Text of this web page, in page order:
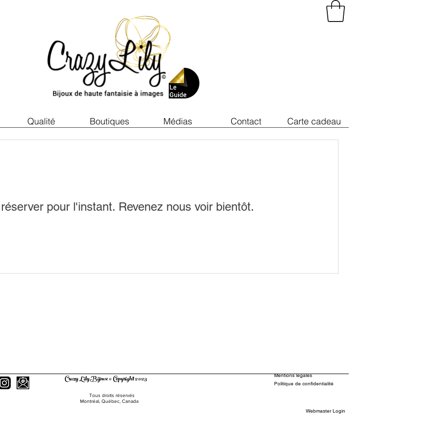
Qualité Boutiques Médias Contact Carte cadeau
pour l'instant. Revenez nous voir bientôt.
Mentions légales
Crazy Lily Bijoux © Copyright 2023
Tous droits réservés
Politique de confidentialité
Montréal, Québec, Canada
Webmaster Login